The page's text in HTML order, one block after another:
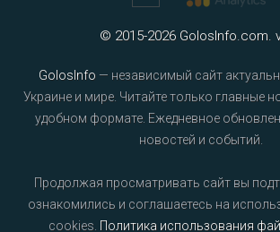
© 2015-2026 GolosInfo.com.
GolosInfo — независимый сайт
Украине и мире. Читайте только главные
удобном формате. Ежедневное
новостей и событий.
Продолжая просматривать сайт вы
ознакомились и соглашаетесь на
cookies. Политика использования